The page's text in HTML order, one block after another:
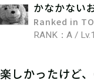
かなかない
Ranked in
RANK：A /
楽しかったけど